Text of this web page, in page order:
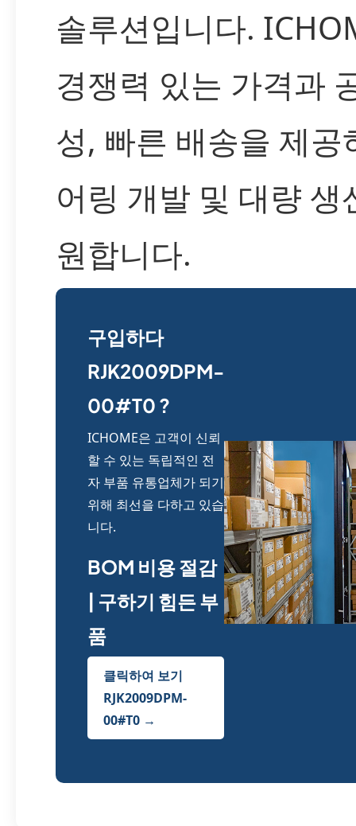
솔루션입니다.
경쟁력 있는 가격과
성, 빠른 배송을 제공
어링 개발 및 대량 생
원합니다.
구입하다
RJK2009DPM-
00#T0 ?
ICHOME은 고객이 신뢰
할 수 있는 독립적인 전
자 부품 유통업체가 되기
위해 최선을 다하고 있습
니다.
BOM 비용 절감
| 구하기 힘든 부
품
클릭하여 보기
RJK2009DPM-
00#T0 →